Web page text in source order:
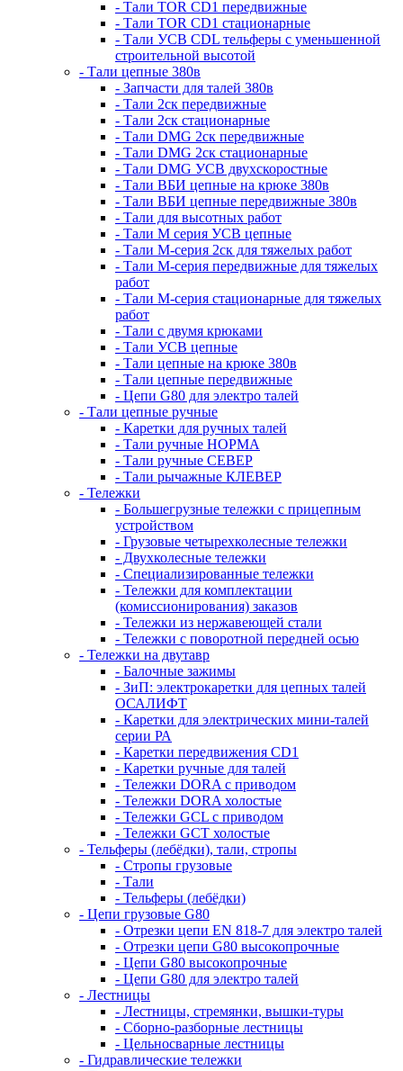
- Тали TOR CD1 передвижные
- Тали TOR CD1 стационарные
- Тали УСВ CDL тельферы с уменьшенной
строительной высотой
- Тали цепные 380в
- Запчасти для талей 380в
- Тали 2ск передвижные
- Тали 2ск стационарные
- Тали DMG 2ск передвижные
- Тали DMG 2ск стационарные
- Тали DMG УСВ двухскоростные
- Тали ВБИ цепные на крюке 380в
- Тали ВБИ цепные передвижные 380в
- Тали для высотных работ
- Тали М серия УСВ цепные
- Тали М-серия 2ск для тяжелых работ
- Тали М-серия передвижные для тяжелых
работ
- Тали М-серия стационарные для тяжелых
работ
- Тали с двумя крюками
- Тали УСВ цепные
- Тали цепные на крюке 380в
- Тали цепные передвижные
- Цепи G80 для электро талей
- Тали цепные ручные
- Каретки для ручных талей
- Тали ручные НОРМА
- Тали ручные СЕВЕР
- Тали рычажные КЛЕВЕР
- Тележки
- Большегрузные тележки с прицепным
устройством
- Грузовые четырехколесные тележки
- Двухколесные тележки
- Специализированные тележки
- Тележки для комплектации
(комиссионирования) заказов
- Тележки из нержавеющей стали
- Тележки с поворотной передней осью
- Тележки на двутавр
- Балочные зажимы
- ЗиП: электрокаретки для цепных талей
ОСАЛИФТ
- Каретки для электрических мини-талей
серии РА
- Каретки передвижения CD1
- Каретки ручные для талей
- Тележки DORA с приводом
- Тележки DORA холостые
- Тележки GCL с приводом
- Тележки GCT холостые
- Тельферы (лебёдки), тали, стропы
- Стропы грузовые
- Тали
- Тельферы (лебёдки)
- Цепи грузовые G80
- Отрезки цепи EN 818-7 для электро талей
- Отрезки цепи G80 высокопрочные
- Цепи G80 высокопрочные
- Цепи G80 для электро талей
- Лестницы
- Лестницы, стремянки, вышки-туры
- Сборно-разборные лестницы
- Цельносварные лестницы
- Гидравлические тележки